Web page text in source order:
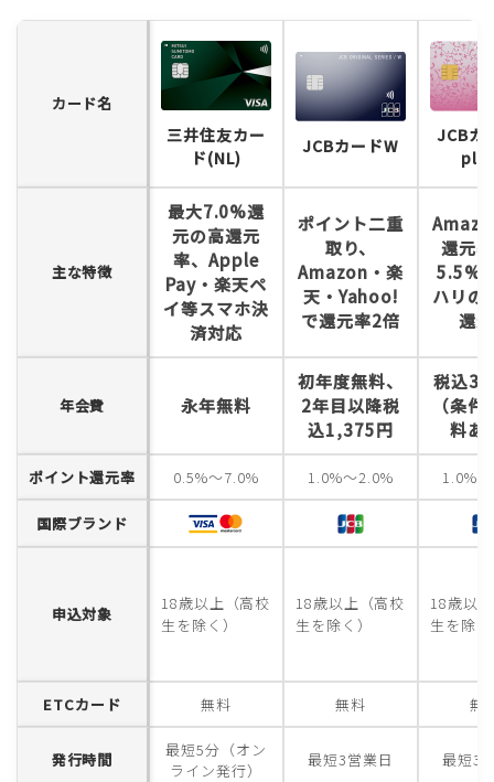
カード名
三井住友カー
ド(NL)
JCBカードW
JCBカ
主な特徴
最大7.0%還
元の高還元
率、Apple
Pay・楽天ペ
イ等スマホ決
済対応
ポイント二重
取り、
Amazon・楽
天・Yahoo!
で還元率2倍
還元
5.5%
ハリの
還
年会費 永年無料
初年度無料、
2年目以降税
込1,375円
税込
（条
料あ
ポイント還元率 0.5%～7.0% 1.0%～2.0% 1.0%
国際ブランド
申込対象
18歳以上（高校
生を除く）
18歳以上（高校
生を除く）
18歳以
生を除
ETCカード 無料 無料 無
発行時間
最短5分（オン
ライン発行）
最短3営業日 最短3